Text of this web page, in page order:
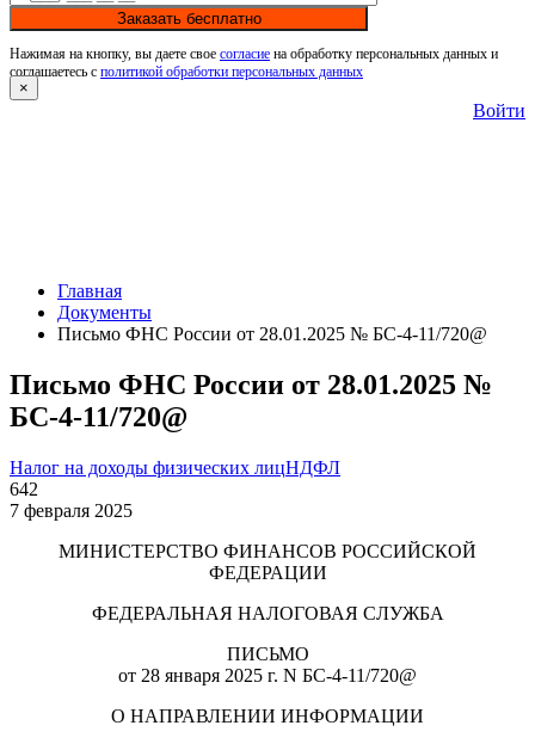
Заказать бесплатно
Нажимая на кнопку, вы даете свое согласие на обработку персональных данных и
соглашаетесь с политикой обработки персональных данных
×
Войти
Главная
Документы
Письмо ФНС России от 28.01.2025 № БС-4-11/720@
Письмо ФНС России от 28.01.2025 №
БС-4-11/720@
Налог на доходы физических лицНДФЛ
642
7 февраля 2025
МИНИСТЕРСТВО ФИНАНСОВ РОССИЙСКОЙ
ФЕДЕРАЦИИ
ФЕДЕРАЛЬНАЯ НАЛОГОВАЯ СЛУЖБА
ПИСЬМО
от 28 января 2025 г. N БС-4-11/720@
О НАПРАВЛЕНИИ ИНФОРМАЦИИ